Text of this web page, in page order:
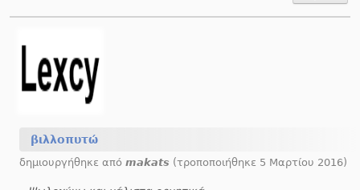
βιλλοπυτώ
δημιουργήθηκε απόmakats (τροποποιήθηκε 5 Μαρτίου 2016)